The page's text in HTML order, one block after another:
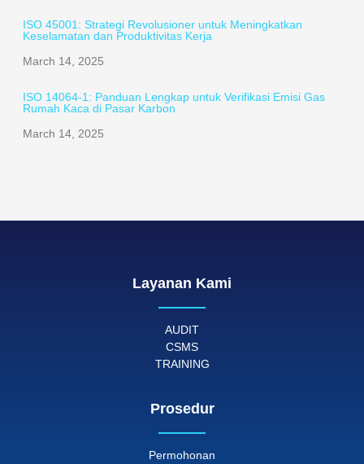
ISO 45001: Strategi Revolusioner untuk Meningkatkan
Keselamatan dan Produktivitas Kerja
March 14, 2025
ISO 14064-1: Panduan Lengkap untuk Verifikasi Emisi Gas
Rumah Kaca di Pasar Karbon
March 14, 2025
Layanan Kami
AUDIT
CSMS
TRAINING
Prosedur
Permohonan